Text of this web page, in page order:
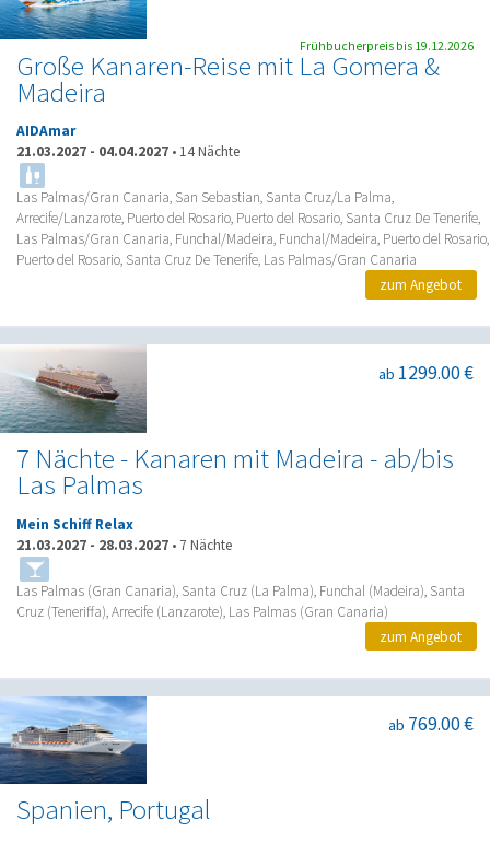
Große Kanaren-Reise mit La Gomera &
Madeira
AIDAmar
21.03.2027 - 04.04.2027 • 14 Nächte
Las Palmas/Gran Canaria, San Sebastian, Santa Cruz/La Palma,
Arrecife/Lanzarote, Puerto del Rosario, Puerto del Rosario, Santa Cruz De Tenerife,
Las Palmas/Gran Canaria, Funchal/Madeira, Funchal/Madeira, Puerto del Rosario,
Puerto del Rosario, Santa Cruz De Tenerife, Las Palmas/Gran Canaria
Frühbucherpreis bis 19.12.2026
zum Angebot
7 Nächte - Kanaren mit Madeira - ab/bis
Las Palmas
ab 1299.00 €
Mein Schiff Relax
21.03.2027 - 28.03.2027 • 7 Nächte
Las Palmas (Gran Canaria), Santa Cruz (La Palma), Funchal (Madeira), Santa
Cruz (Teneriffa), Arrecife (Lanzarote), Las Palmas (Gran Canaria)
zum Angebot
Spanien, Portugal
ab 769.00 €